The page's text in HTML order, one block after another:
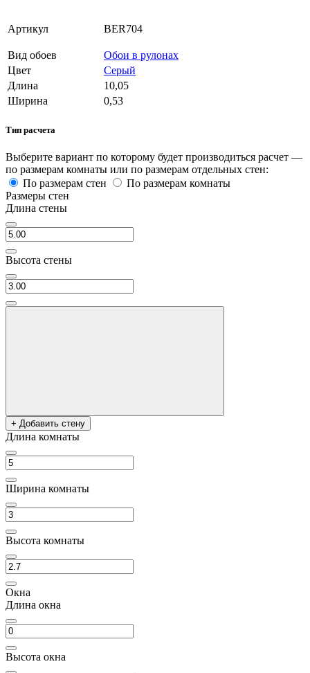
Артикул BER704
Вид обоев
Обои в рулонах
Цвет
Серый
Длина
10,05
Ширина
0,53
Тип расчета
Выберите вариант по которому будет производиться расчет —
по размерам комнаты или по размерам отдельных стен:
По размерам стен
По размерам комнаты
Размеры стен
Длина стены
Высота стены
+ Добавить стену
Длина комнаты
Ширина комнаты
Высота комнаты
Окна
Длина окна
Высота окна